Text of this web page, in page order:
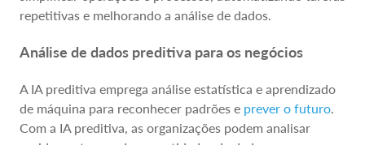
repetitivas e melhorando a análise de dados.
Análise de dados preditiva para os negócios
A IA preditiva emprega análise estatística e aprendizado
de máquina para reconhecer padrões e prever o futuro
Com a IA preditiva, as organizações podem analisar